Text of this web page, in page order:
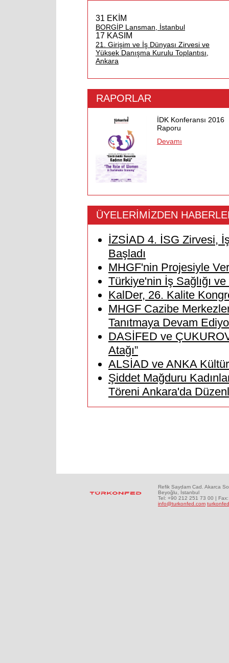
31 EKİM
BORGİP Lansman, İstanbul
17 KASIM
21. Girişim ve İş Dünyası Zirvesi ve
Yüksek Danışma Kurulu Toplantısı,
Ankara
RAPORLAR
İDK Konferansı 2016
Raporu
Devamı
ÜYELERİMİZDEN
İZSİAD 4. İSG Zirvesi,
Başladı
MHGF'nin Projesiyle
Türkiye'nin İş Sağlığı
KalDer, 26. Kalite
MHGF Cazibe
Tanıtmaya Devam
DASİFED ve
Atağı”
ALSİAD ve ANKA Kültür
Şiddet Mağduru
Töreni Ankara'da
Refik Saydam Cad. Akarca
Beyoğlu, İstanbul
Tel: +90 212 251 73 00 |
info@turkonfed.com